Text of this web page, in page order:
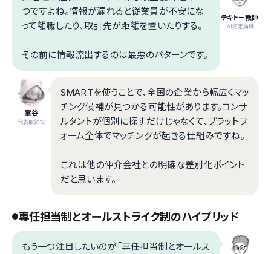
テキトー教師
.AI認定講師
つですよね。情報が漏れると従業員が不安にな
って離職したり、取引先が距離を置いたりする。
その前に情報流出するのは最悪のパターンです。
室谷
代表取締役
SMARTを使うことで、全国の企業から幅広くマッ
チング候補が見つかる可能性があります。コンサ
ルタントが個別に探すだけじゃなくて、プラットフ
ォーム全体でマッチングが起きる仕組みですね。
これは他の仲介会社との明確な差別化ポイント
だと思います。
専任担当制とオールストライク制のハイブリッド
もう一つ注目したいのが「専任担当制とオールス